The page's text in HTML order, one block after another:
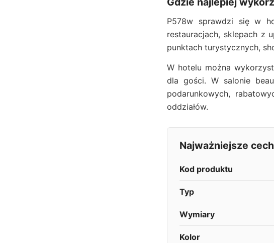
P578w sprawdzi się w
restauracjach, sklepach z
punktach turystycznych,
W hotelu można
dla gości. W salonie
podarunkowych,
oddziałów.
Najważniejsze
Kod produktu
Typ
Wymiary
Kolor